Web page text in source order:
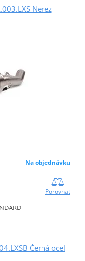
Nerez
Na objednávku
Porovnat
Černá ocel